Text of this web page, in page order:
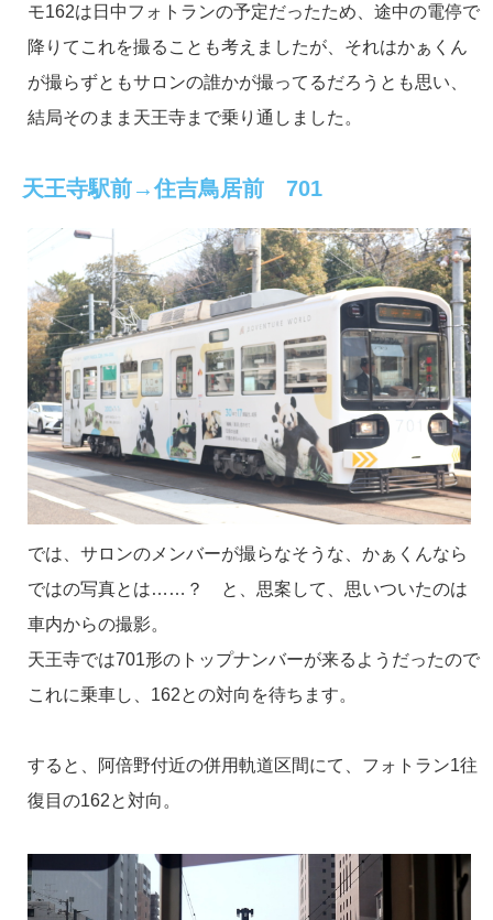
モ162は日中フォトランの予定だったため、途中の電停で
降りてこれを撮ることも考えましたが、それはかぁくん
が撮らずともサロンの誰かが撮ってるだろうとも思い、
結局そのまま天王寺まで乗り通しました。
天王寺駅前→住吉鳥居前 701
では、サロンのメンバーが撮らなそうな、かぁくんなら
ではの写真とは……？ と、思案して、思いついたのは
車内からの撮影。
天王寺では701形のトップナンバーが来るようだったので
これに乗車し、162との対向を待ちます。
すると、阿倍野付近の併用軌道区間にて、フォトラン1往
復目の162と対向。